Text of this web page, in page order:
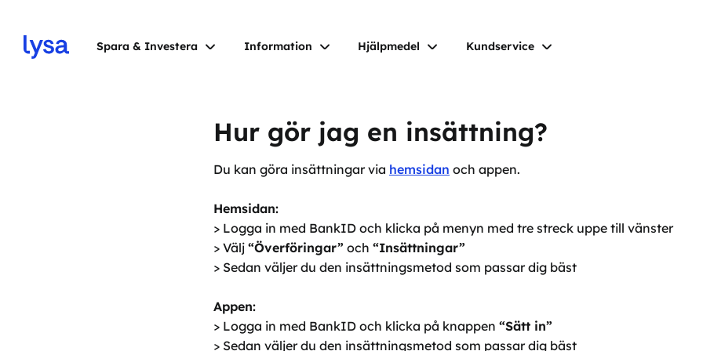
Spara & Investera Information Hjälpmedel Kundservice
Hur gör jag en insättning?
Du kan göra insättningar via hemsidan och appen.
Hemsidan:
> Logga in med BankID och klicka på menyn med tre streck uppe till vänster
> Välj “Överföringar” och “Insättningar”
> Sedan väljer du den insättningsmetod som passar dig bäst
Appen:
> Logga in med BankID och klicka på knappen “Sätt in”
> Sedan väljer du den insättningsmetod som passar dig bäst